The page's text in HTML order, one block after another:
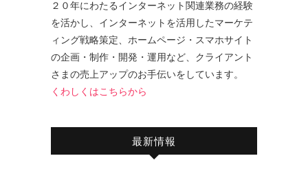
２０年にわたるインターネット関連業務の経験
を活かし、インターネットを活用したマーケテ
ィング戦略策定、ホームページ・スマホサイト
の企画・制作・開発・運用など、クライアント
さまの売上アップのお手伝いをしています。
くわしくはこちらから
最新情報